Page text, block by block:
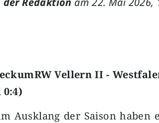
Vellern II -
Ausklang der Saison haben